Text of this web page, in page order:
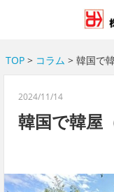
TOP> コラム > 韓国で
2024/11/14
韓国で韓屋